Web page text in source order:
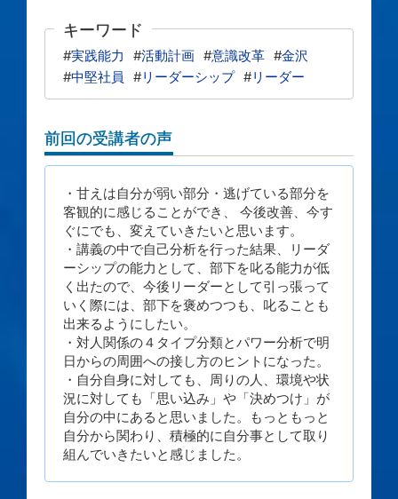
キーワード
#実践能力 #活動計画 #意識改革 #金沢
#中堅社員 #リーダーシップ #リーダー
前回の受講者の声
・甘えは自分が弱い部分・逃げている部分を
客観的に感じることができ、 今後改善、今す
ぐにでも、変えていきたいと思います。
・講義の中で自己分析を行った結果、リーダ
ーシップの能力として、部下を叱る能力が低
く出たので、今後リーダーとして引っ張って
いく際には、部下を褒めつつも、叱ることも
出来るようにしたい。
・対人関係の４タイプ分類とパワー分析で明
日からの周囲への接し方のヒントになった。
・自分自身に対しても、周りの人、環境や状
況に対しても「思い込み」や「決めつけ」が
自分の中にあると思いました。もっともっと
自分から関わり、積極的に自分事として取り
組んでいきたいと感じました。